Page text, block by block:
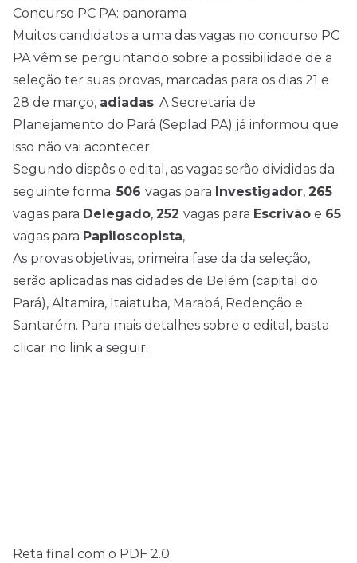
Concurso PC PA: panorama
Muitos candidatos a uma das vagas no concurso PC
PA vêm se perguntando sobre a possibilidade de a
seleção ter suas provas, marcadas para os dias 21 e
28 de março, adiadas. A Secretaria de
Planejamento do Pará (Seplad PA) já informou que
isso não vai acontecer.
Segundo dispôs o edital, as vagas serão divididas da
seguinte forma: 506 vagas para Investigador, 265
vagas para Delegado, 252 vagas para Escrivão e 65
vagas para Papiloscopista,
As provas objetivas, primeira fase da da seleção,
serão aplicadas nas cidades de Belém (capital do
Pará), Altamira, Itaiatuba, Marabá, Redenção e
Santarém. Para mais detalhes sobre o edital, basta
clicar no link a seguir:
Reta final com o PDF 2.0